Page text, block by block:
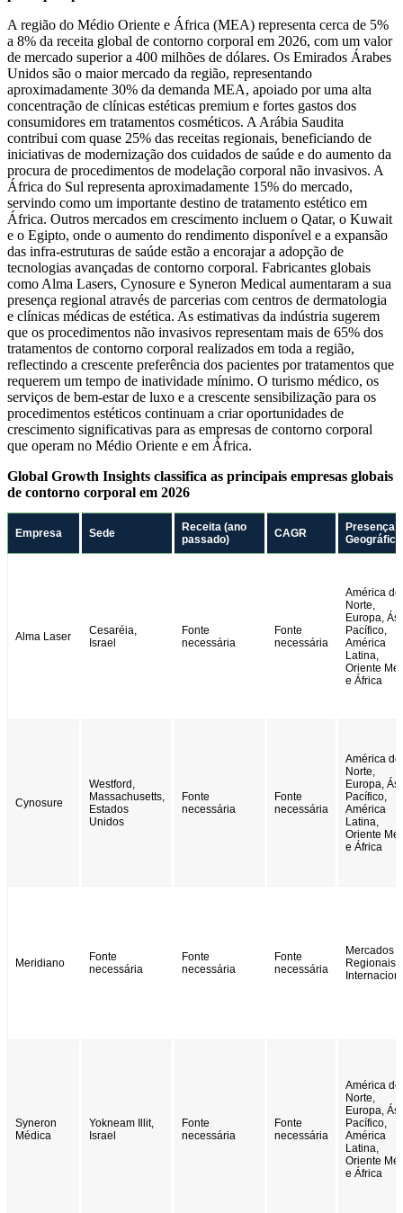
A região do Médio Oriente e África (MEA) representa cerca de 5%
a 8% da receita global de contorno corporal em 2026, com um valor
de mercado superior a 400 milhões de dólares. Os Emirados Árabes
Unidos são o maior mercado da região, representando
aproximadamente 30% da demanda MEA, apoiado por uma alta
concentração de clínicas estéticas premium e fortes gastos dos
consumidores em tratamentos cosméticos. A Arábia Saudita
contribui com quase 25% das receitas regionais, beneficiando de
iniciativas de modernização dos cuidados de saúde e do aumento da
procura de procedimentos de modelação corporal não invasivos. A
África do Sul representa aproximadamente 15% do mercado,
servindo como um importante destino de tratamento estético em
África. Outros mercados em crescimento incluem o Qatar, o Kuwait
e o Egipto, onde o aumento do rendimento disponível e a expansão
das infra-estruturas de saúde estão a encorajar a adopção de
tecnologias avançadas de contorno corporal. Fabricantes globais
como Alma Lasers, Cynosure e Syneron Medical aumentaram a sua
presença regional através de parcerias com centros de dermatologia
e clínicas médicas de estética. As estimativas da indústria sugerem
que os procedimentos não invasivos representam mais de 65% dos
tratamentos de contorno corporal realizados em toda a região,
reflectindo a crescente preferência dos pacientes por tratamentos que
requerem um tempo de inatividade mínimo. O turismo médico, os
serviços de bem-estar de luxo e a crescente sensibilização para os
procedimentos estéticos continuam a criar oportunidades de
crescimento significativas para as empresas de contorno corporal
que operam no Médio Oriente e em África.
Global Growth Insights classifica as principais empresas globais
de contorno corporal em 2026
Empresa Sede
Receita (ano
passado)
CAGR
Presença
Geográfica
Alma Laser
Cesaréia,
Israel
Fonte
necessária
Fonte
necessária
América do
Norte,
Europa,
Pacífico,
América
Latina,
Oriente
e África
Cynosure
Westford,
Massachusetts,
Estados
Unidos
Fonte
necessária
Fonte
necessária
América do
Norte,
Europa,
Pacífico,
América
Latina,
Oriente
e África
Meridiano
Fonte
necessária
Fonte
necessária
Fonte
necessária
Mercados
Regionais
Syneron
Médica
Yokneam Illit,
Israel
Fonte
necessária
Fonte
necessária
América do
Norte,
Europa,
Pacífico,
América
Latina,
Oriente
e África